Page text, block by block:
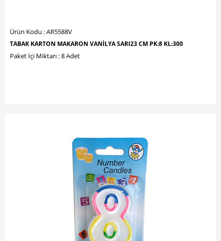
Ürün Kodu : AR5588V
TABAK KARTON MAKARON VANİLYA SARI23 CM PK:8 KL:300
Paket İçi Miktarı : 8 Adet